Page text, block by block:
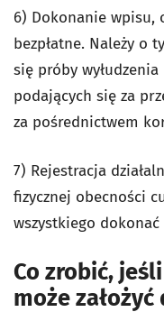
6) Dokonanie wpisu,
bezpłatne. Należy o
się próby
podających się za
za pośrednictwem
7) Rejestracja
fizycznej obecności
wszystkiego
Co zrobić,
może